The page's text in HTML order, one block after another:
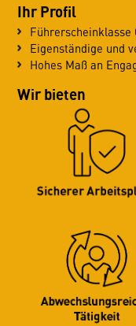
Ihr Profil
Führerscheinklasse
Eigenständige und
Hohes Maß an
Wir bieten